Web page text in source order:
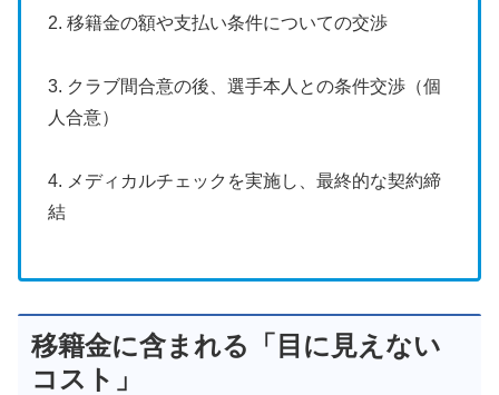
2. 移籍金の額や支払い条件についての交渉
3. クラブ間合意の後、選手本人との条件交渉（個
人合意）
4. メディカルチェックを実施し、最終的な契約締
結
移籍金に含まれる「目に見えない
コスト」